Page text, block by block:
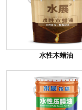
水性木蜡油